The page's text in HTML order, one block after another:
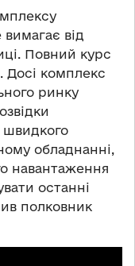
від
Повний курс
Досі комплекс
ринку
обладнанні,
навантаження
останні
полковник